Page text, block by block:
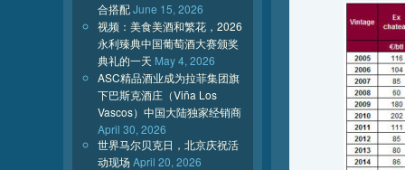
合搭配June 15, 2026
视频：美食美酒和繁花，2026
永利臻典中国葡萄酒大赛颁奖
典礼的一天 May 4, 2026
ASC精品酒业成为拉菲集团旗
下巴斯克酒庄（Viña Los
Vascos）中国大陆独家经销商
April 30, 2026
世界马尔贝克日，北京庆祝活
动现场April 20, 2026